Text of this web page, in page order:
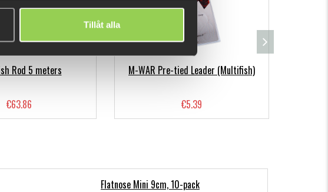
Tillåt alla
Rod 5 meters
€63.86
M-WAR Pre-tied Leader (Multifish)
€5.39
Flatnose Mini 9cm, 10-pack